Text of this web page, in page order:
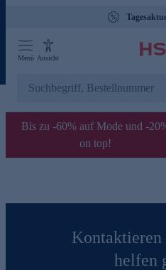
Menü Ansicht
Bis zu -60% auf Mode und -
on top!
Kontaktieren
helfen